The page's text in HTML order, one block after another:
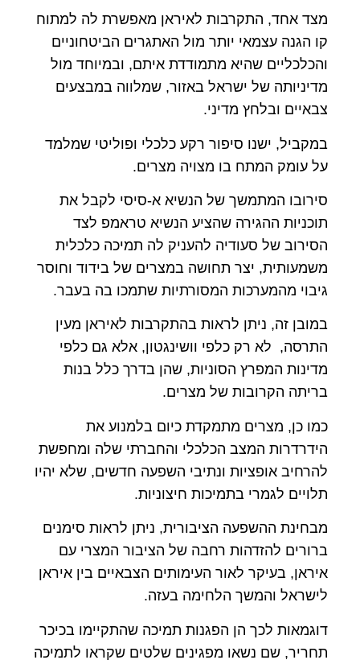
מצד אחד, התקרבות לאיראן מאפשרת לה למתוח
קו הגנה עצמאי יותר מול האתגרים הביטחוניים
והכלכליים שהיא מתמודדת איתם, ובמיוחד מול
מדיניותה של ישראל באזור, שמלווה במבצעים
צבאיים ובלחץ מדיני.
במקביל, ישנו סיפור רקע כלכלי ופוליטי שמלמד
על עומק המתח בו מצויה מצרים.
סירובו המתמשך של הנשיא א-סיסי לקבל את
תוכניות ההגירה שהציע הנשיא טראמפ לצד
הסירוב של סעודיה להעניק לה תמיכה כלכלית
משמעותית, יצר תחושה במצרים של בידוד וחוסר
גיבוי מהמערכות המסורתיות שתמכו בה בעבר.
במובן זה, ניתן לראות בהתקרבות לאיראן מעין
התרסה, לא רק כלפי וושינגטון, אלא גם כלפי
מדינות המפרץ הסוניות, שהן בדרך כלל בנות
בריתה הקרובות של מצרים.
כמו כן, מצרים מתמקדת כיום בלמנוע את
הידרדרות המצב הכלכלי והחברתי שלה ומחפשת
להרחיב אופציות ונתיבי השפעה חדשים, שלא יהיו
תלויים לגמרי בתמיכות חיצוניות.
מבחינת ההשפעה הציבורית, ניתן לראות סימנים
ברורים להזדהות רחבה של הציבור המצרי עם
איראן, בעיקר לאור העימותים הצבאיים בין איראן
לישראל והמשך הלחימה בעזה.
דוגמאות לכך הן הפגנות תמיכה שהתקיימו בכיכר
תחריר, שם נשאו מפגינים שלטים שקראו לתמיכה